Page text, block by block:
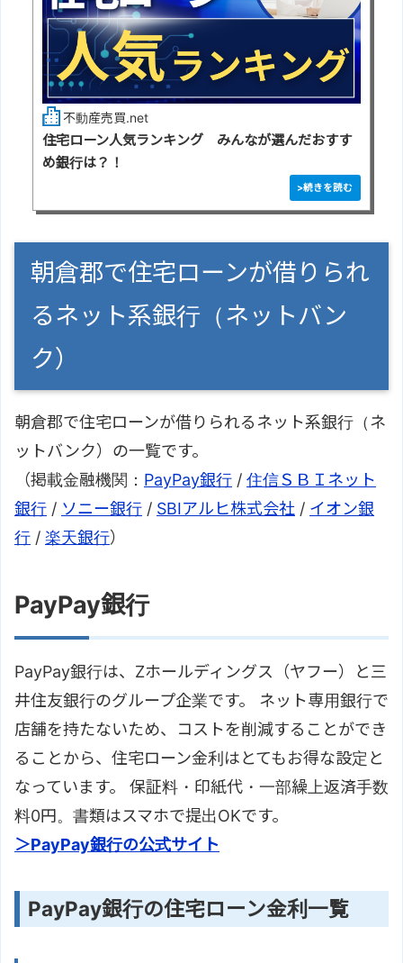
不動産売買.net
住宅ローン人気ランキング みんなが選んだおすす
め銀行は？！
朝倉郡で住宅ローンが借りられ
るネット系銀行（ネットバン
ク）
朝倉郡で住宅ローンが借りられるネット系銀行（ネ
ットバンク）の一覧です。
（掲載金融機関： PayPay銀行 / 住信ＳＢＩネット
銀行 / ソニー銀行 / SBIアルヒ株式会社 / イオン銀
行 / 楽天銀行）
PayPay銀行
PayPay銀行は、Zホールディングス（ヤフー）と三
井住友銀行のグループ企業です。 ネット専用銀行で
店舗を持たないため、コストを削減することができ
ることから、住宅ローン金利はとてもお得な設定と
なっています。 保証料・印紙代・一部繰上返済手数
料0円。書類はスマホで提出OKです。
＞PayPay銀行の公式サイト
PayPay銀行の住宅ローン金利一覧